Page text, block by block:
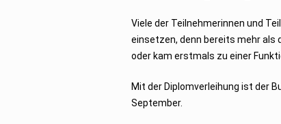
Viele der Teilnehmerinnen und
einsetzen, denn bereits mehr als
oder kam erstmals zu einer
Mit der Diplomverleihung ist der
September.